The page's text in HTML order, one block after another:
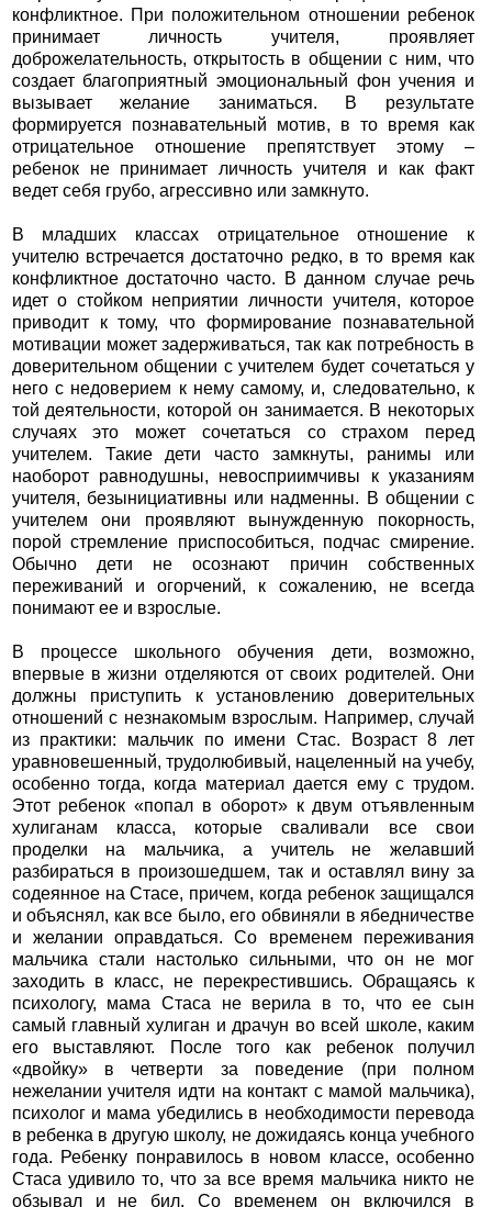
конфликтное. При положительном отношении ребенок
принимает личность учителя, проявляет
доброжелательность, открытость в общении с ним, что
создает благоприятный эмоциональный фон учения и
вызывает желание заниматься. В результате
формируется познавательный мотив, в то время как
отрицательное отношение препятствует этому –
ребенок не принимает личность учителя и как факт
ведет себя грубо, агрессивно или замкнуто.
В младших классах отрицательное отношение к
учителю встречается достаточно редко, в то время как
конфликтное достаточно часто. В данном случае речь
идет о стойком неприятии личности учителя, которое
приводит к тому, что формирование познавательной
мотивации может задерживаться, так как потребность в
доверительном общении с учителем будет сочетаться у
него с недоверием к нему самому, и, следовательно, к
той деятельности, которой он занимается. В некоторых
случаях это может сочетаться со страхом перед
учителем. Такие дети часто замкнуты, ранимы или
наоборот равнодушны, невосприимчивы к указаниям
учителя, безынициативны или надменны. В общении с
учителем они проявляют вынужденную покорность,
порой стремление приспособиться, подчас смирение.
Обычно дети не осознают причин собственных
переживаний и огорчений, к сожалению, не всегда
понимают ее и взрослые.
В процессе школьного обучения дети, возможно,
впервые в жизни отделяются от своих родителей. Они
должны приступить к установлению доверительных
отношений с незнакомым взрослым. Например, случай
из практики: мальчик по имени Стас. Возраст 8 лет
уравновешенный, трудолюбивый, нацеленный на учебу,
особенно тогда, когда материал дается ему с трудом.
Этот ребенок «попал в оборот» к двум отъявленным
хулиганам класса, которые сваливали все свои
проделки на мальчика, а учитель не желавший
разбираться в произошедшем, так и оставлял вину за
содеянное на Стасе, причем, когда ребенок защищался
и объяснял, как все было, его обвиняли в ябедничестве
и желании оправдаться. Со временем переживания
мальчика стали настолько сильными, что он не мог
заходить в класс, не перекрестившись. Обращаясь к
психологу, мама Стаса не верила в то, что ее сын
самый главный хулиган и драчун во всей школе, каким
его выставляют. После того как ребенок получил
«двойку» в четверти за поведение (при полном
нежелании учителя идти на контакт с мамой мальчика),
психолог и мама убедились в необходимости перевода
в ребенка в другую школу, не дожидаясь конца учебного
года. Ребенку понравилось в новом классе, особенно
Стаса удивило то, что за все время мальчика никто не
обзывал и не бил. Со временем он включился в